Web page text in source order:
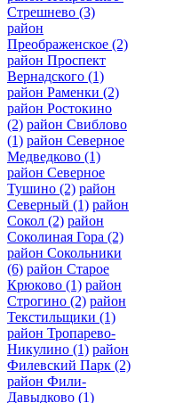
Стрешнево (3)
район
Преображенское (2)
район Проспект
Вернадского (1)
район Раменки (2)
район Ростокино
(2) район Свиблово
(1) район Северное
Медведково (1)
район Северное
Тушино (2) район
Северный (1) район
Сокол (2) район
Соколиная Гора (2)
район Сокольники
(6) район Старое
Крюково (1) район
Строгино (2) район
Текстильщики (1)
район Тропарево-
Никулино (1) район
Филевский Парк (2)
район Фили-
Давыдково (1)